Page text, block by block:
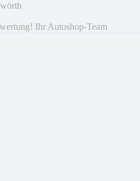
Ihr Autoshop-Team